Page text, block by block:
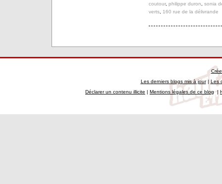
coutour, philippe duron
sonia
verts, 160 rue de la délivrande
Les derniers blogs mis à jour|Les
Déclarer un contenu illicite | Mentions légales de ce blog|